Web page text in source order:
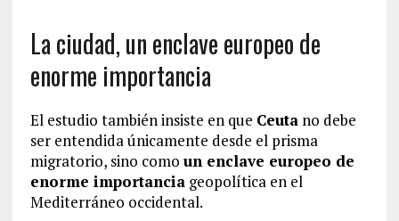
La ciudad, un enclave europeo de
enorme importancia
El estudio también insiste en que Ceutano debe
ser entendida únicamente desde el prisma
migratorio, sino como un enclave europeo de
enorme importanciageopolítica en el
Mediterráneo occidental.